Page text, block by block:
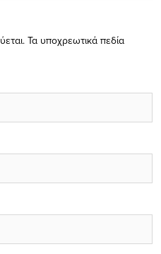
Τα υποχρεωτικά πεδία